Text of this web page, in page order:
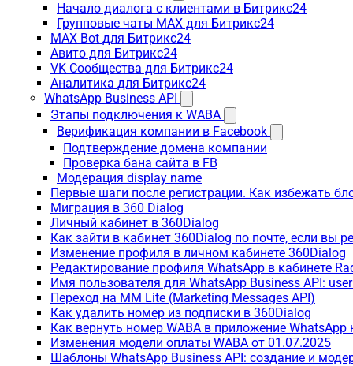
Начало диалога с клиентами в Битрикс24
Групповые чаты MAX для Битрикс24
MAX Bot для Битрикс24
Авито для Битрикс24
VK Сообщества для Битрикс24
Аналитика для Битрикс24
WhatsApp Business API
Этапы подключения к WABA
Верификация компании в Facebook
Подтверждение домена компании
Проверка бана сайта в FB
Модерация display name
Первые шаги после регистрации. Как избежать
Миграция в 360 Dialog
Личный кабинет в 360Dialog
Как зайти в кабинет 360Dialog по почте, если вы
Изменение профиля в личном кабинете 360Dialog
Редактирование профиля WhatsApp в кабинете
Имя пользователя для WhatsApp Business API:
Переход на MM Lite (Marketing Messages API)
Как удалить номер из подписки в 360Dialog
Как вернуть номер WABA в приложение WhatsApp
Изменения модели оплаты WABA от 01.07.2025
Шаблоны WhatsApp Business API: создание и